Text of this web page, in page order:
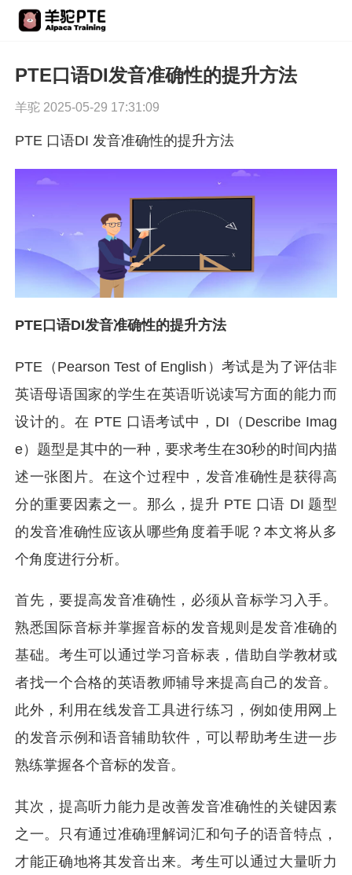
PTE口语DI发音准确性的提升方法
羊驼 2025-05-29 17:31:09
PTE 口语DI 发音准确性的提升方法
PTE口语DI发音准确性的提升方法
PTE（Pearson Test of English）考试是为了评估非
英语母语国家的学生在英语听说读写方面的能力而
设计的。在 PTE 口语考试中，DI（Describe Imag
e）题型是其中的一种，要求考生在30秒的时间内描
述一张图片。在这个过程中，发音准确性是获得高
分的重要因素之一。那么，提升 PTE 口语 DI 题型
的发音准确性应该从哪些角度着手呢？本文将从多
个角度进行分析。
首先，要提高发音准确性，必须从音标学习入手。
熟悉国际音标并掌握音标的发音规则是发音准确的
基础。考生可以通过学习音标表，借助自学教材或
者找一个合格的英语教师辅导来提高自己的发音。
此外，利用在线发音工具进行练习，例如使用网上
的发音示例和语音辅助软件，可以帮助考生进一步
熟练掌握各个音标的发音。
其次，提高听力能力是改善发音准确性的关键因素
之一。只有通过准确理解词汇和句子的语音特点，
才能正确地将其发音出来。考生可以通过大量听力